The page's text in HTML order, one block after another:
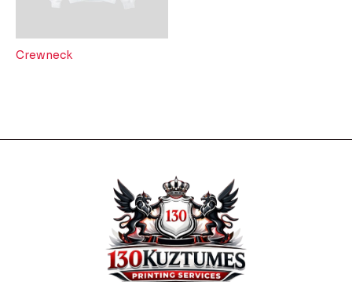
Crewneck